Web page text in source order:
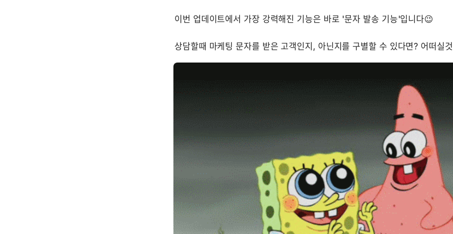
이번 업데이트에서 가장 강력해진 기능은 바로 '문자 발송 기능'입니다😉
상담할때 마케팅 문자를 받은 고객인지, 아닌지를 구별할 수 있다면? 어떠실